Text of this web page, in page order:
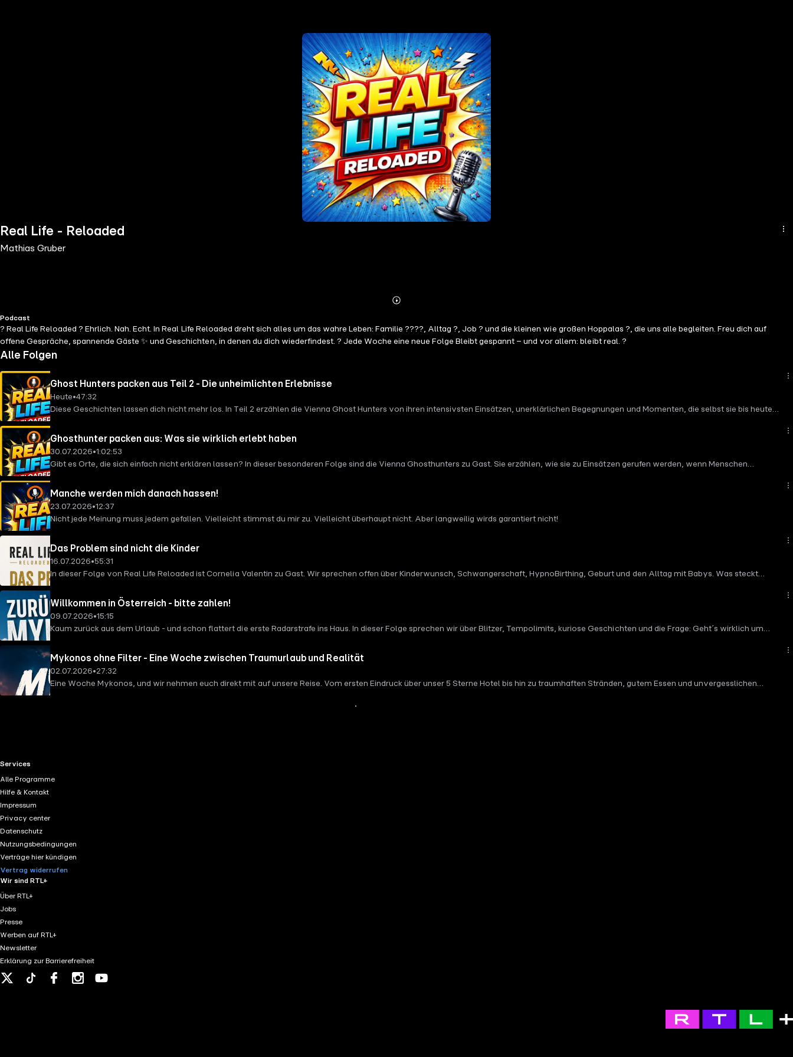
Real Life - Reloaded
Mathias Gruber
Mehr
Podcast
?️ Real Life Reloaded ? Ehrlich. Nah. Echt. In Real Life Reloaded dreht sich alles um das wahre Leben: Familie ?‍?‍?‍?, Alltag ?, Job ? und die kleinen wie großen Hoppalas ?, die uns alle begleiten. Freu dich auf
offene Gespräche, spannende Gäste ✨ und Geschichten, in denen du dich wiederfindest. ?️ Jede Woche eine neue Folge Bleibt gespannt – und vor allem: bleibt real. ?
Alle Folgen
Ghost Hunters packen aus Teil 2 - Die unheimlichten Erlebnisse
Heute•47:32
Diese Geschichten lassen dich nicht mehr los. In Teil 2 erzählen die Vienna Ghost Hunters von ihren intensivsten Einsätzen, unerklärlichen Begegnungen und Momenten, die selbst sie bis heute
Ghosthunter packen aus: Was sie wirklich erlebt haben
30.07.2026•1:02:53
Gibt es Orte, die sich einfach nicht erklären lassen? In dieser besonderen Folge sind die Vienna Ghosthunters zu Gast. Sie erzählen, wie sie zu Einsätzen gerufen werden, wenn Menschen
Manche werden mich danach hassen!
23.07.2026•12:37
Nicht jede Meinung muss jedem gefallen. Vielleicht stimmst du mir zu. Vielleicht überhaupt nicht. Aber langweilig wirds garantiert nicht!
Das Problem sind nicht die Kinder
16.07.2026•55:31
In dieser Folge von Real Life Reloaded ist Cornelia Valentin zu Gast. Wir sprechen offen über Kinderwunsch, Schwangerschaft, HypnoBirthing, Geburt und den Alltag mit Babys. Was steckt
enormen Druck? Eine ehrliche, emotionale Folge mit vielen praktischen Tipps und Denkanstößen.
Willkommen in Österreich - bitte zahlen!
09.07.2026•15:15
Kaum zurück aus dem Urlaub - und schon flattert die erste Radarstrafe ins Haus. In dieser Folge sprechen wir über Blitzer, Tempolimits, kuriose Geschichten und die Frage: Geht´s wirklich um
Mykonos ohne Filter - Eine Woche zwischen Traumurlaub und Realität
02.07.2026•27:32
Eine Woche Mykonos, und wir nehmen euch direkt mit auf unsere Reise. Vom ersten Eindruck über unser 5 Sterne Hotel bis hin zu traumhaften Stränden, gutem Essen und unvergesslichen
RTL+ useful links.
Services
Alle Programme
Hilfe & Kontakt
Impressum
Privacy center
Datenschutz
Nutzungsbedingungen
Verträge hier kündigen
Vertrag widerrufen
Wir sind RTL+
Über RTL+
Jobs
Presse
Werben auf RTL+
Newsletter
Erklärung zur Barrierefreiheit
Tiktok FacebookInstagram